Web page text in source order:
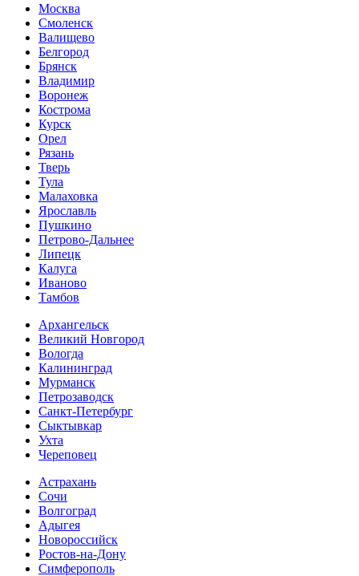
Москва
Смоленск
Валищево
Белгород
Брянск
Владимир
Воронеж
Кострома
Курск
Орел
Рязань
Тверь
Тула
Малаховка
Ярославль
Пушкино
Петрово-Дальнее
Липецк
Калуга
Иваново
Тамбов
Архангельск
Великий Новгород
Вологда
Калининград
Мурманск
Петрозаводск
Санкт-Петербург
Сыктывкар
Ухта
Череповец
Астрахань
Сочи
Волгоград
Адыгея
Новороссийск
Ростов-на-Дону
Симферополь